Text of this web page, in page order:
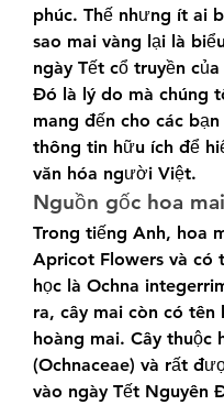
phúc. Thế nhưng ít ai
sao mai vàng lại là
ngày Tết cổ truyền
Đó là lý do mà chúng
mang đến cho các
thông tin hữu ích để
văn hóa người Việt.
Nguồn gốc hoa mai
Trong tiếng Anh, hoa
Apricot Flowers và có
học là Ochna
ra, cây mai còn có tên
hoàng mai. Cây thuộc
(Ochnaceae) và rất
vào ngày Tết Nguyên